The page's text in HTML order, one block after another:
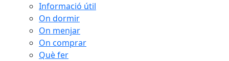
Informació útil
On dormir
On menjar
On comprar
Què fer